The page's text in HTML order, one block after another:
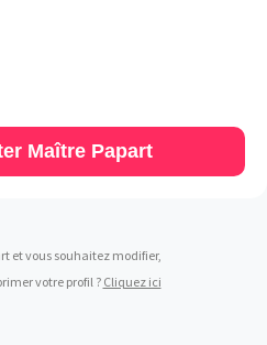
indépendante
Contacter Maître Papart
et vous souhaitez modifier,
votre profil ? Cliquez ici